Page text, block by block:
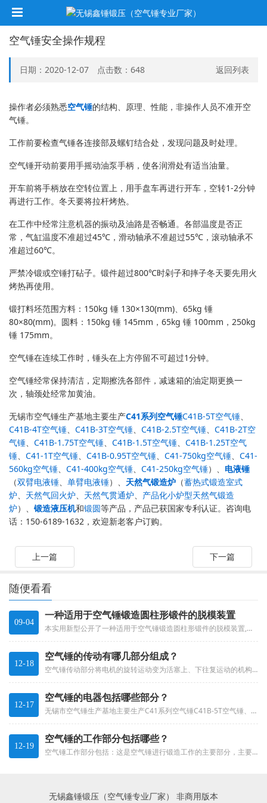
空气锤安全操作规程
日期：2020-12-07 点击数： 648 返回列表
操作者必须熟悉空气锤的结构、原理、性能，非操作人员不准开空
气锤。
工作前要检查气锤各连接部及螺钉结合处，发现问题及时处理。
空气锤开动前要用手摇动油泵手柄，使各润滑处有适当油量。
开车前将手柄放在空转位置上，用手盘车再进行开车，空转1-2分钟
再进行工作。冬天要将拉杆烤热。
在工作中经常注意机器的振动及油路是否畅通。各部温度是否正
常，气缸温度不准超过45℃，滑动轴承不准超过55℃，滚动轴承不
准超过60℃。
严禁冷锻或空锤打砧子。锻件超过800℃时剁子和摔子冬天要先用火
烤热再使用。
锻打料坯范围方料：150kg 锤 130×130(mm)、65kg 锤
80×80(mm)。圆料：150kg 锤 145mm，65kg 锤 100mm，250kg
锤 175mm。
空气锤在连续工作时，锤头在上方停留不可超过1分钟。
空气锤经常保持清洁，定期擦洗各部件，减速箱的油定期更换一
次，轴颈处经常加黄油。
无锡市空气锤生产基地主要生产C41系列空气锤C41B-5T空气锤、
C41B-4T空气锤、 C41B-3T空气锤、 C41B-2.5T空气锤、 C41B-2T空
气锤、 C41B-1.75T空气锤、 C41B-1.5T空气锤、 C41B-1.25T空气
锤、 C41-1T空气锤、 C41B-0.95T空气锤、 C41-750kg空气锤、 C41-
560kg空气锤、 C41-400kg空气锤、 C41-250kg空气锤）、 电液锤
（双臂电液锤、 单臂电液锤）、 天然气锻造炉 （蓄热式锻造室式
炉、 天然气回火炉、 天然气贯通炉、 产品化小炉型天然气锻造
炉）、 锻造液压机和锻圆等产品，产品已获国家专利认证。咨询电
话：150-6189-1632，欢迎新老客户订购。
上一篇 下一篇
随便看看
09-04
一种适用于空气锤锻造圆柱形锻件的脱模装置
本实用新型公开了一种适用于空气锤锻造圆柱形锻件的脱模装置,涉及空气锤的技术领域,其包括工作台和脱模机构,脱模机构包括转动...
12-18
空气锤的传动有哪几部分组成？
空气锤传动部分将电机的旋转运动变为活塞上、下往复运动的机构，其主要零件有曲轴、齿轮、传动轴、连杆头、轴承座、皮带轮等。无...
12-17
空气锤的电器包括哪些部分？
无锡市空气锤生产基地主要生产C41系列空气锤C41B-5T空气锤、C41B-4T空气锤、C41B-3T空气锤、C41B-...
12-19
空气锤的工作部分包括哪些？
空气锤工作部分包括：这是空气锤进行锻造工作的主要部分，主要由锤杆、锤杆导程、上下砧块、砧垫、砧座、锤杆涨圈、阻漏圈等组成...
无锡鑫锤锻压（空气锤专业厂家） 非商用版本